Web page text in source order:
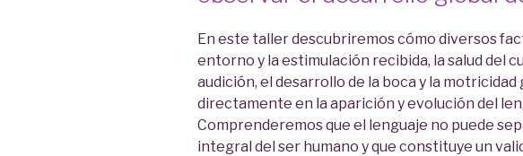
En este taller descubriremos cómo diversos
entorno y la estimulación recibida, la salud del
audición, el desarrollo de la boca y la
directamente en la aparición y evolución del
Comprenderemos que el lenguaje no puede
integral del ser humano y que constituye un